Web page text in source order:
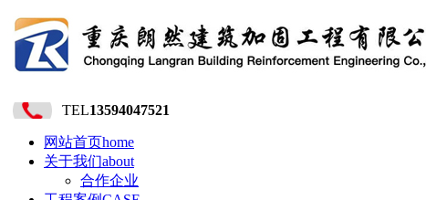
TEL13594047521
网站首页home
关于我们about
合作企业